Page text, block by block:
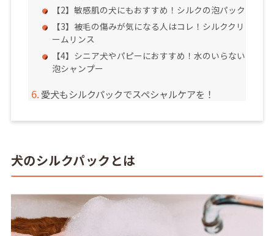
【2】敏感肌の犬にもおすすめ！シルクの泡パック
【3】被毛の傷みが気になる人はコレ！シルククリ
ームリンス
【4】シニア犬やパピーにおすすめ！水のいらない
泡シャンプー
愛犬もシルクパックでスペシャルケアを！
犬のシルクパックとは